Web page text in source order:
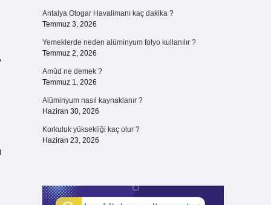
Antalya Otogar Havalimanı kaç dakika ?
Temmuz 3, 2026
Yemeklerde neden alüminyum folyo kullanılır ?
Temmuz 2, 2026
Amûd ne demek ?
Temmuz 1, 2026
Alüminyum nasıl kaynaklanır ?
Haziran 30, 2026
Korkuluk yüksekliği kaç olur ?
Haziran 23, 2026